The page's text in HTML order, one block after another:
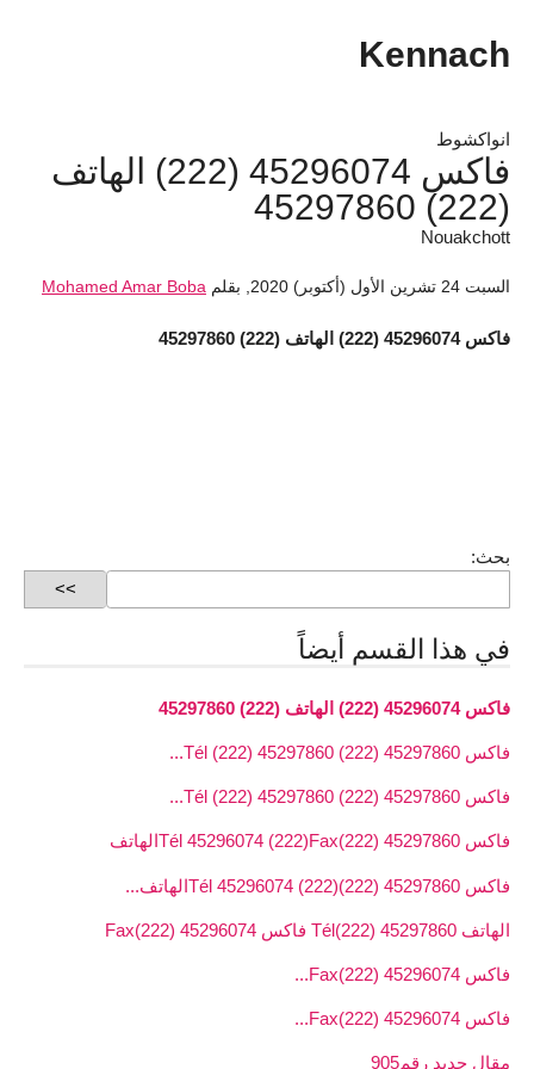
Kennach
انواكشوط
فاكس 45296074 (222) الهاتف
(222) 45297860
Nouakchott
السبت 24 تشرين الأول (أكتوبر) 2020 بقلم Mohamed Amar Boba
فاكس 45296074 (222) الهاتف (222) 45297860
بحث:
في هذا القسم أيضاً
فاكس 45296074 (222) الهاتف (222) 45297860
فاكس 45297860 (222) Tél (222) 45297860...
فاكس 45297860 (222) Tél (222) 45297860...
فاكس 45297860 (222)Tél 45296074 (222)Faxالهاتف
فاكس 45297860 (222)Tél 45296074 (222)الهاتف...
الهاتف 45297860 (222)Tél فاكس 45296074 (222)Fax
فاكس 45296074 (222)Fax...
فاكس 45296074 (222)Fax...
مقال جديد رقم905